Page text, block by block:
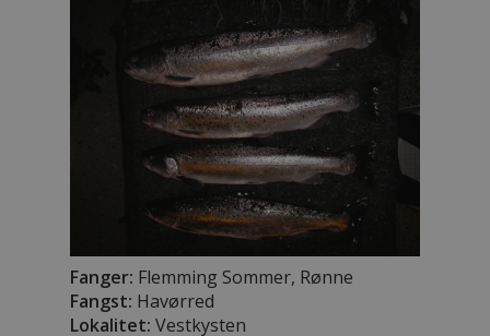
Fanger: Flemming Sommer, Rønne
Fangst: Havørred
Lokalitet: Vestkysten